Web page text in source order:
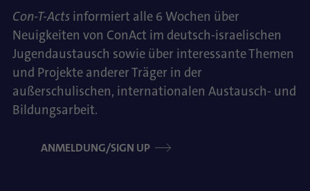
Con-T-Acts informiert alle 6 Wochen über
Neuigkeiten von ConAct im deutsch-israelischen
Jugendaustausch sowie über interessante Themen
und Projekte anderer Träger in der
außerschulischen, internationalen Austausch- und
Bildungsarbeit.
ANMELDUNG/SIGN UP